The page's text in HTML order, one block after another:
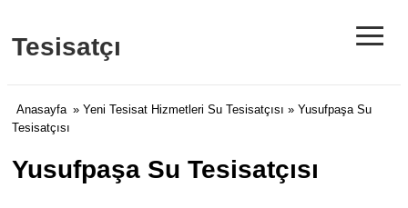
Tesisatçı ≡
Anasayfa » Yeni Tesisat Hizmetleri Su Tesisatçısı » Yusufpaşa Su
Tesisatçısı
Yusufpaşa Su Tesisatçısı